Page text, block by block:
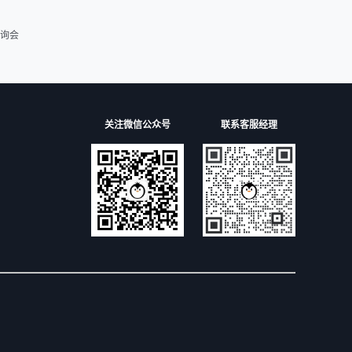
会
关注微信公众号 联系客服经理